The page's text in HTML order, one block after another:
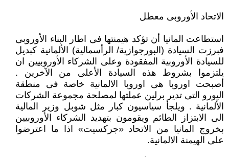
الاتحاد الأوروبى معطل
استطاعت المانيا أن تؤكد هيمنتها فى اطار البناء الأوروبى
فبرزت السيادة (البورجوازية/ الرأسمالية) الألمانية كبديل
للسيادة الأوروبية المفقودة وعلى الشركاء الأوروبيين ان
يلتزموا بشروط هذه السيادة الأعلى من الآخرين .
أصبحت اوروبا هى اوروبا الالمانية خاصة فى منطقة
اليورو التى تدير برلين عملتها لمصلحة مجموعة الشركات
الألمانية . ويلجأ سياسيون كبار مثل شوبل وزير المالية
الى الابتزاز الطائم ويقومون بتهديد الشركاء الأوروبيين
بخروج المانيا من الاتحاد «جركسيت» اذا ما اعترضوا
على الهيمنة الالمانية.